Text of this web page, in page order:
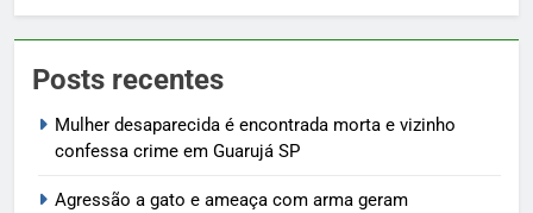
Posts recentes
Mulher desaparecida é encontrada morta e vizinho
confessa crime em Guarujá SP
Agressão a gato e ameaça com arma geram